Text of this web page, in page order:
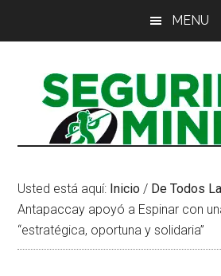
principal
MENU
Usted está aquí: Inicio / De Todos
Antapaccay apoyó a Espinar con
“estratégica, oportuna y solidaria”